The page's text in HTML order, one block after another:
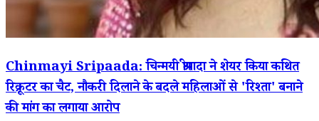
Chinmayi Sripaada: चिन्मयी श्रीपादा ने शेयर किया कथित
रिक्रूटर का चैट, नौकरी दिलाने के बदले महिलाओं से 'रिश्ता' बनाने
की मांग का लगाया आरोप